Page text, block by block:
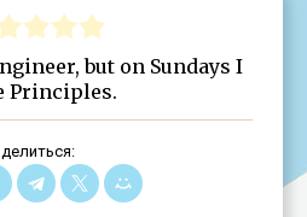
but on Sundays I
Principles.